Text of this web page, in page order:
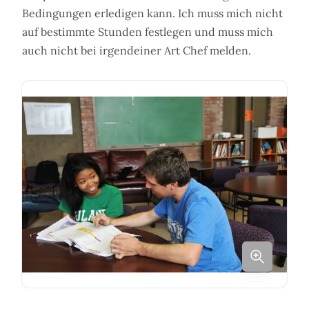
Bedingungen erledigen kann. Ich muss mich nicht
auf bestimmte Stunden festlegen und muss mich
auch nicht bei irgendeiner Art Chef melden.